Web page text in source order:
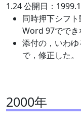
1.24 公開日：
同時押下シフ
Word 97ででき
添付の，いわ
で，修正した。
2000年